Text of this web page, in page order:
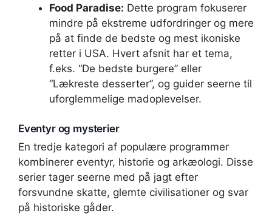
Food Paradise: Dette program fokuserer
mindre på ekstreme udfordringer og mere
på at finde de bedste og mest ikoniske
retter i USA. Hvert afsnit har et tema,
f.eks. “De bedste burgere” eller
“Lækreste desserter”, og guider seerne til
uforglemmelige madoplevelser.
Eventyr og mysterier
En tredje kategori af populære programmer
kombinerer eventyr, historie og arkæologi. Disse
serier tager seerne med på jagt efter
forsvundne skatte, glemte civilisationer og svar
på historiske gåder.